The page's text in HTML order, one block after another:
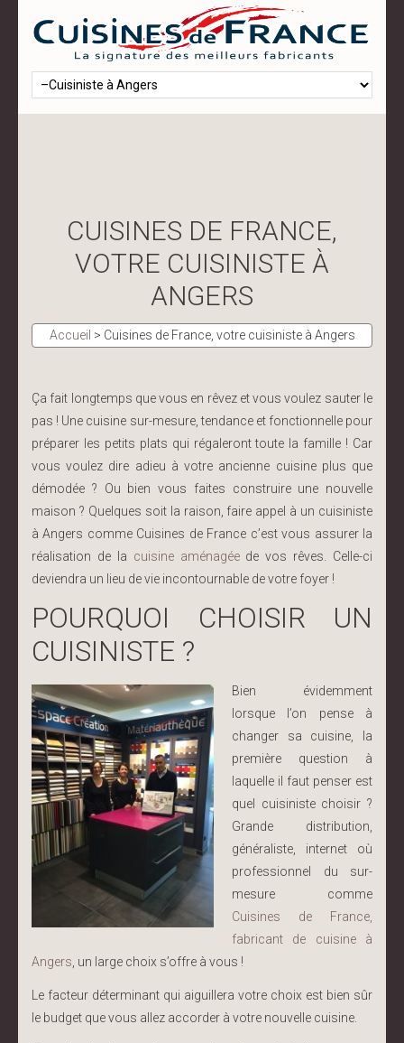
CUISINES DE FRANCE,
VOTRE CUISINISTE À
ANGERS
Accueil > Cuisines de France, votre cuisiniste à Angers
Ça fait longtemps que vous en rêvez et vous voulez sauter le
pas ! Une cuisine sur-mesure, tendance et fonctionnelle pour
préparer les petits plats qui régaleront toute la famille ! Car
vous voulez dire adieu à votre ancienne cuisine plus que
démodée ? Ou bien vous faites construire une nouvelle
maison ? Quelques soit la raison, faire appel à un cuisiniste
à Angers comme Cuisines de France c’est vous assurer la
réalisation de la cuisine aménagéede vos rêves. Celle-ci
deviendra un lieu de vie incontournable de votre foyer !
POURQUOI CHOISIR UN
CUISINISTE ?
Bien évidemment
lorsque l’on pense à
changer sa cuisine, la
première question à
laquelle il faut penser est
quel cuisiniste choisir ?
Grande distribution,
généraliste, internet où
professionnel du sur-
mesure comme
Cuisines de France,
fabricant de cuisine à
Angers , un large choix s’offre à vous !
Le facteur déterminant qui aiguillera votre choix est bien sûr
le budget que vous allez accorder à votre nouvelle cuisine.